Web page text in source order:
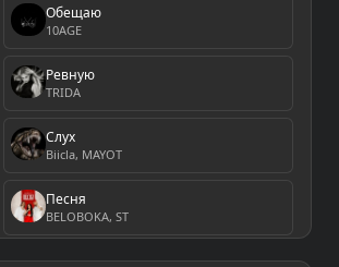
Обещаю
10AGE
Ревную
TRIDA
Слух
Biicla, MAYOT
Песня
BELOBOKA, ST